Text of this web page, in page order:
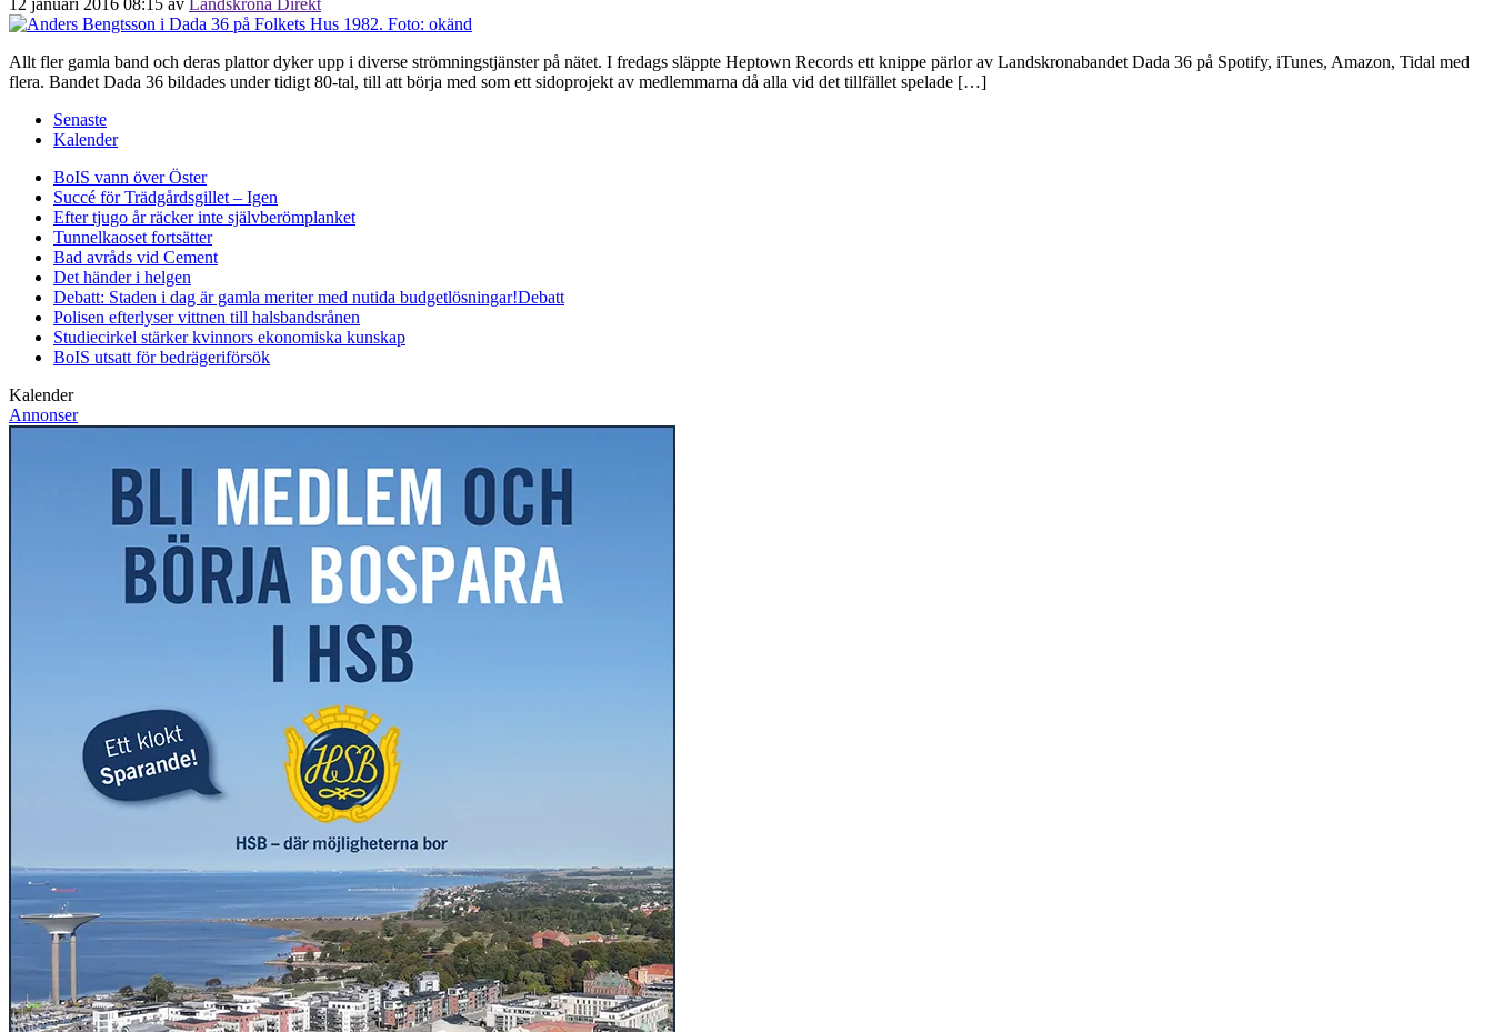
Allt fler gamla band och deras plattor dyker upp i diverse strömningstjänster på nätet. I fredags släppte Heptown Records ett knippe pärlor av Landskronabandet Dada 36 på Spotify, iTunes, Amazon, Tidal med
flera. Bandet Dada 36 bildades under tidigt 80-tal, till att börja med som ett sidoprojekt av medlemmarna då alla vid det tillfället spelade […]
Senaste
Kalender
BoIS vann över Öster
Succé för Trädgårdsgillet – Igen
Efter tjugo år räcker inte självberömplanket
Tunnelkaoset fortsätter
Bad avråds vid Cement
Det händer i helgen
Debatt: Staden i dag är gamla meriter med nutida budgetlösningar!Debatt
Polisen efterlyser vittnen till halsbandsrånen
Studiecirkel stärker kvinnors ekonomiska kunskap
BoIS utsatt för bedrägeriförsök
Kalender
Annonser